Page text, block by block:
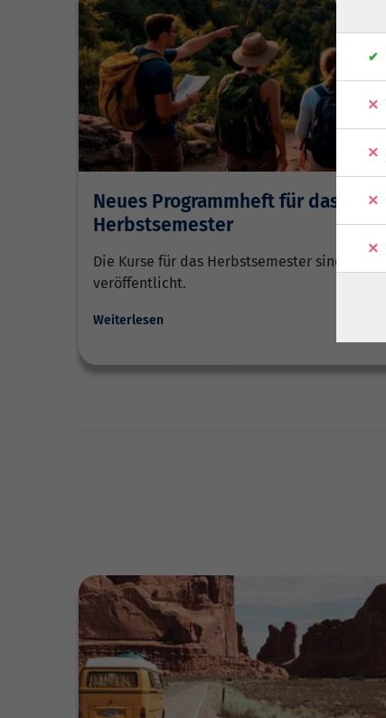
Neues Programmheft für das
Herbstsemester
Die Kurse für das Herbstsemester sind
veröffentlicht.
Weiterlesen